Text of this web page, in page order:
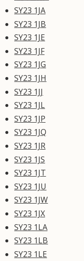
SY23 1JA
SY23 1JB
SY23 1JE
SY23 1JF
SY23 1JG
SY23 1JH
SY23 1JJ
SY23 1JL
SY23 1JP
SY23 1JQ
SY23 1JR
SY23 1JS
SY23 1JT
SY23 1JU
SY23 1JW
SY23 1JX
SY23 1LA
SY23 1LB
SY23 1LE